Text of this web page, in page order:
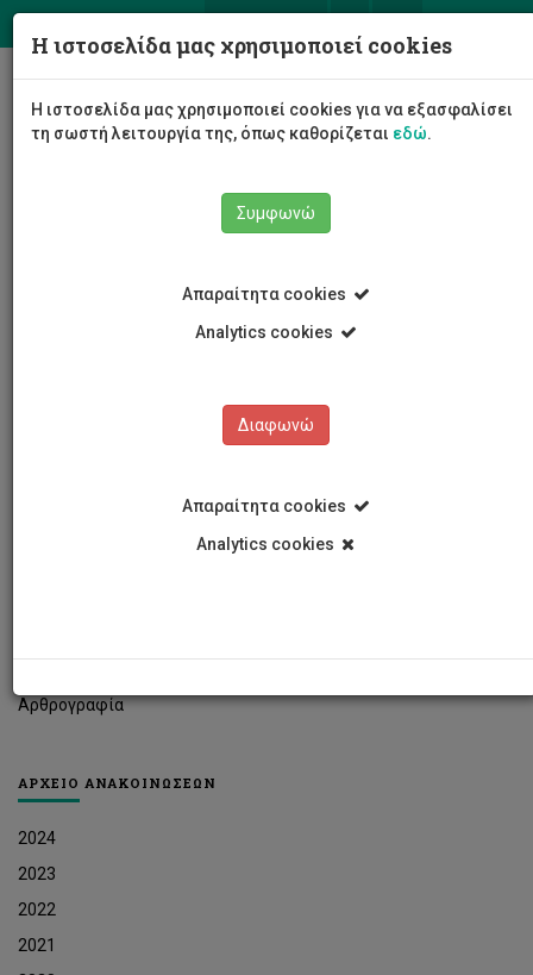
Αρθρογραφία
ΑΡΧΕΙΟ ΑΝΑΚΟΙΝΩΣΕΩΝ
2024
2023
2022
2021
Η ιστοσελίδα μας χρησιμοποιεί cookies
Η ιστοσελίδα μας χρησιμοποιεί cookies για να εξασφαλίσει
τη σωστή λειτουργία της, όπως καθορίζεται εδώ.
Συμφωνώ
Απαραίτητα cookies
Analytics cookies
Διαφωνώ
Απαραίτητα cookies
Analytics cookies